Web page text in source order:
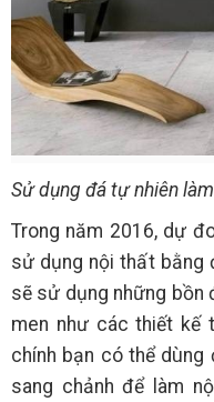
Sử dụng đá tự nhiên
Trong năm 2016, dự
sử dụng nội thất bằng
sẽ sử dụng những bồn
men như các thiết kế
chính bạn có thể
sang chảnh để làm